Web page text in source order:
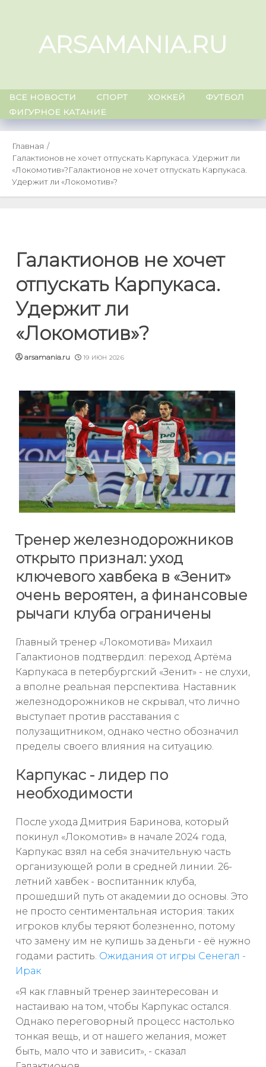
ARSAMANIA.RU
ВСЕ НОВОСТИ СПОРТ ХОККЕЙ
ФУТБОЛ
ФИГУРНОЕ КАТАНИЕ
Главная
Галактионов не хочет отпускать Карпукаса. Удержит ли
«Локомотив»?Галактионов не хочет отпускать Карпукаса.
Удержит ли «Локомотив»?
Галактионов не хочет
отпускать Карпукаса.
Удержит ли
«Локомотив»?
arsamania.ru 19 ИЮН 2026
Тренер железнодорожников
открыто признал: уход
ключевого хавбека в «Зенит»
очень вероятен, а финансовые
рычаги клуба ограничены
Главный тренер «Локомотива» Михаил
Галактионов подтвердил: переход Артёма
Карпукаса в петербургский «Зенит» - не слухи,
а вполне реальная перспектива. Наставник
железнодорожников не скрывал, что лично
выступает против расставания с
полузащитником, однако честно обозначил
пределы своего влияния на ситуацию.
Карпукас - лидер по
необходимости
После ухода Дмитрия Баринова, который
покинул «Локомотив» в начале 2024 года,
Карпукас взял на себя значительную часть
организующей роли в средней линии. 26-
летний хавбек - воспитанник клуба,
прошедший путь от академии до основы. Это
не просто сентиментальная история: таких
игроков клубы теряют болезненно, потому
что замену им не купишь за деньги - её нужно
годами растить. Ожидания от игры Сенегал -
Ирак
«Я как главный тренер заинтересован и
настаиваю на том, чтобы Карпукас остался.
Однако переговорный процесс настолько
тонкая вещь, и от нашего желания, может
быть, мало что и зависит», - сказал